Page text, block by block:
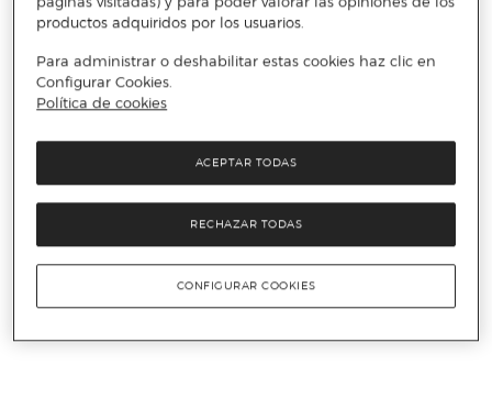
productos adquiridos por los usuarios.
Para administrar o deshabilitar estas cookies haz clic en
Configurar Cookies.
Política de cookies
RECHAZAR TODAS
ACEPTAR TODAS
CONFIGURAR COOKIES